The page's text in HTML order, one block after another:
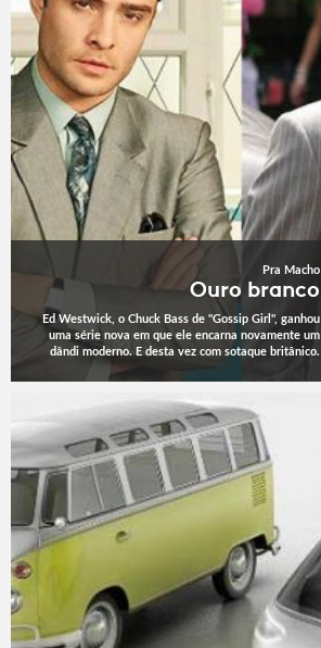
Pra Macho
Ouro branco
Ed Westwick, o Chuck Bass de "Gossip Girl", ganhou
uma série nova em que ele encarna novamente um
dândi moderno. E desta vez com sotaque britânico.